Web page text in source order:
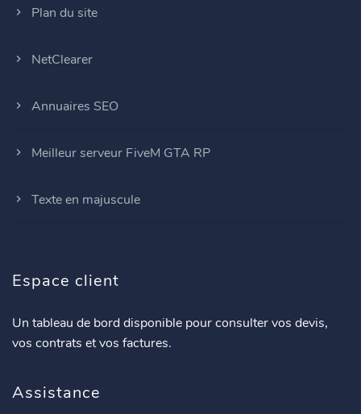
Plan du site
NetClearer
Annuaires SEO
Meilleur serveur FiveM GTA RP
Texte en majuscule
Espace client
Un tableau de bord disponible pour consulter vos devis,
vos contrats et vos factures.
Assistance